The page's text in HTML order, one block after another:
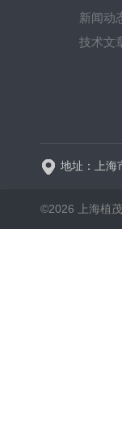
新闻动
技术文
地址：上海
©2026 上海植